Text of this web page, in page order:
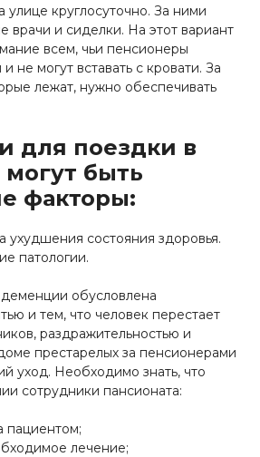
улице круглосуточно. За ними
врачи и сиделки. На этот вариант
всем, чьи пенсионеры
не могут вставать с кровати. За
лежат, нужно обеспечивать
для поездки в
быть
факторы:
ухудшения состояния здоровья.
патологии.
обусловлена
и тем, что человек перестает
раздражительностью и
престарелых за пенсионерами
уход. Необходимо знать, что
сотрудники пансионата:
пациентом;
лечение;